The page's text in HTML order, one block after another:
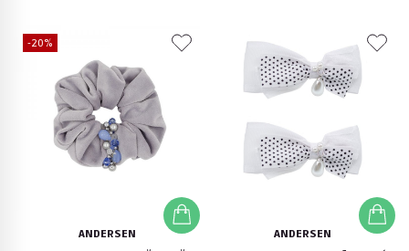
-20%
ANDERSEN ANDERSEN